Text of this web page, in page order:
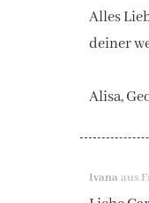
Alles
deiner
Alisa,
Ivanaaus